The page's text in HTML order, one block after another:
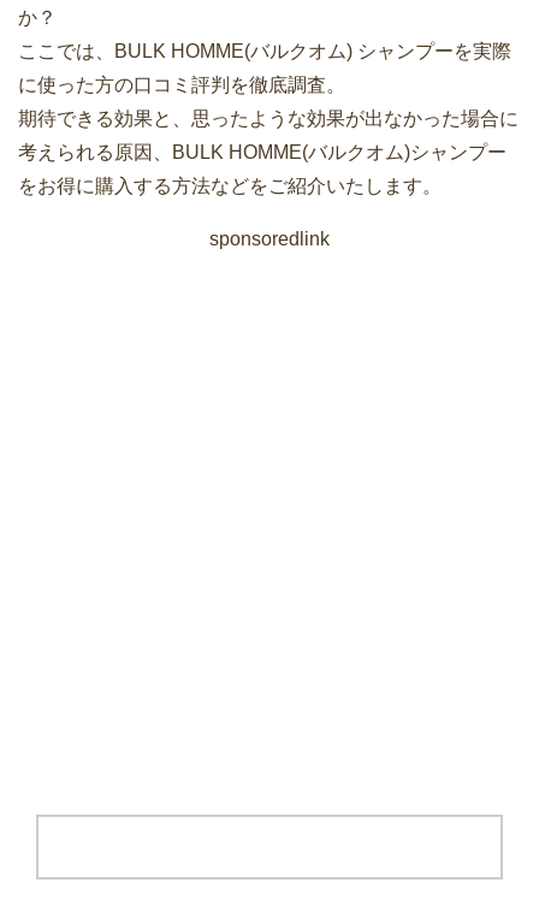
か？
ここでは、BULK HOMME(バルクオム) シャンプーを実際
に使った方の口コミ評判を徹底調査。
期待できる効果と、思ったような効果が出なかった場合に
考えられる原因、BULK HOMME(バルクオム)シャンプー
をお得に購入する方法などをご紹介いたします。
sponsoredlink